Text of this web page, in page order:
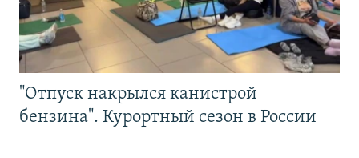
"Отпуск накрылся канистрой
бензина". Курортный сезон в России